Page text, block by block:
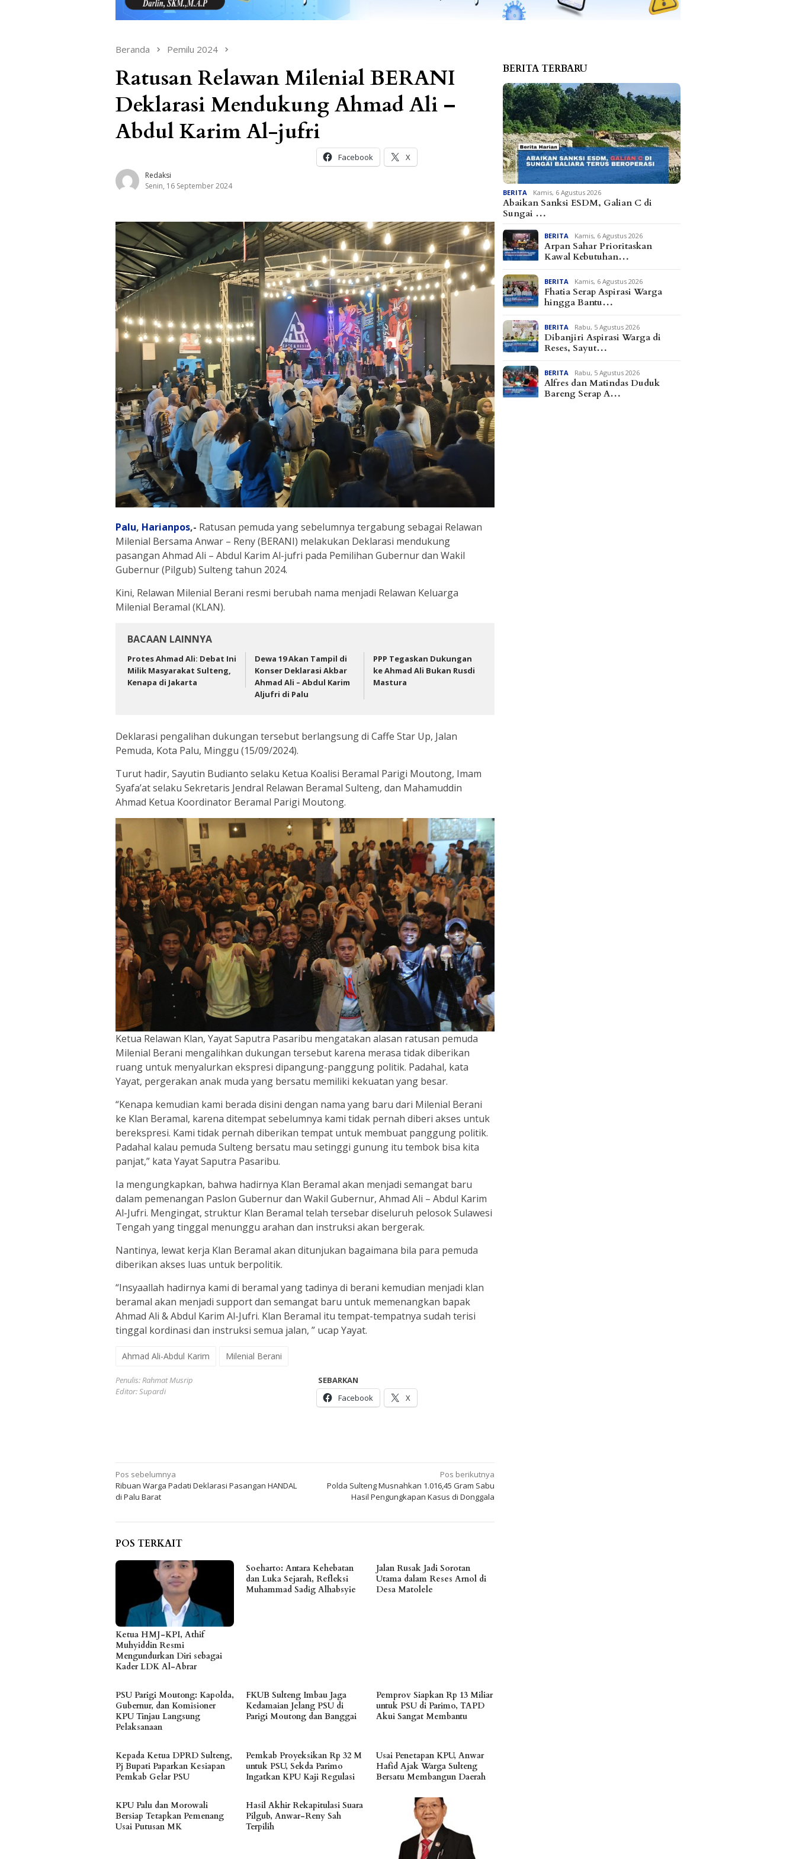
Beranda Pemilu 2024
Ratusan Relawan Milenial BERANI
Deklarasi Mendukung Ahmad Ali –
Abdul Karim Al-jufri
Redaksi
Senin, 16 September 2024
Facebook X
Palu, Harianpos,- Ratusan pemuda yang sebelumnya tergabung sebagai Relawan
Milenial Bersama Anwar – Reny (BERANI) melakukan Deklarasi mendukung
pasangan Ahmad Ali – Abdul Karim Al-jufri pada Pemilihan Gubernur dan Wakil
Gubernur (Pilgub) Sulteng tahun 2024.
Kini, Relawan Milenial Berani resmi berubah nama menjadi Relawan Keluarga
Milenial Beramal (KLAN).
BACAAN LAINNYA
Protes Ahmad Ali: Debat Ini
Milik Masyarakat Sulteng,
Kenapa di Jakarta
Dewa 19 Akan Tampil di
Konser Deklarasi Akbar
Ahmad Ali – Abdul Karim
Aljufri di Palu
PPP Tegaskan Dukungan
ke Ahmad Ali Bukan Rusdi
Mastura
Deklarasi pengalihan dukungan tersebut berlangsung di Caffe Star Up, Jalan
Pemuda, Kota Palu, Minggu (15/09/2024).
Turut hadir, Sayutin Budianto selaku Ketua Koalisi Beramal Parigi Moutong, Imam
Syafa’at selaku Sekretaris Jendral Relawan Beramal Sulteng, dan Mahamuddin
Ahmad Ketua Koordinator Beramal Parigi Moutong.
Ketua Relawan Klan, Yayat Saputra Pasaribu mengatakan alasan ratusan pemuda
Milenial Berani mengalihkan dukungan tersebut karena merasa tidak diberikan
ruang untuk menyalurkan ekspresi dipangung-panggung politik. Padahal, kata
Yayat, pergerakan anak muda yang bersatu memiliki kekuatan yang besar.
“Kenapa kemudian kami berada disini dengan nama yang baru dari Milenial Berani
ke Klan Beramal, karena ditempat sebelumnya kami tidak pernah diberi akses untuk
berekspresi. Kami tidak pernah diberikan tempat untuk membuat panggung politik.
Padahal kalau pemuda Sulteng bersatu mau setinggi gunung itu tembok bisa kita
panjat,” kata Yayat Saputra Pasaribu.
Ia mengungkapkan, bahwa hadirnya Klan Beramal akan menjadi semangat baru
dalam pemenangan Paslon Gubernur dan Wakil Gubernur, Ahmad Ali – Abdul Karim
Al-Jufri. Mengingat, struktur Klan Beramal telah tersebar diseluruh pelosok Sulawesi
Tengah yang tinggal menunggu arahan dan instruksi akan bergerak.
Nantinya, lewat kerja Klan Beramal akan ditunjukan bagaimana bila para pemuda
diberikan akses luas untuk berpolitik.
“Insyaallah hadirnya kami di beramal yang tadinya di berani kemudian menjadi klan
beramal akan menjadi support dan semangat baru untuk memenangkan bapak
Ahmad Ali & Abdul Karim Al-Jufri. Klan Beramal itu tempat-tempatnya sudah terisi
tinggal kordinasi dan instruksi semua jalan, ” ucap Yayat.
Ahmad Ali-Abdul Karim Milenial Berani
Penulis: Rahmat Musrip
Editor: Supardi
SEBARKAN
Facebook
X
Navigasi
pos
Pos sebelumnya
Ribuan Warga Padati Deklarasi Pasangan HANDAL
di Palu Barat
Pos berikutnya
Polda Sulteng Musnahkan 1.016,45 Gram Sabu
Hasil Pengungkapan Kasus di Donggala
POS TERKAIT
Ketua HMJ-KPI, Athif
Muhyiddin Resmi
Mengundurkan Diri sebagai
Kader LDK Al-Abrar
Soeharto: Antara Kehebatan
dan Luka Sejarah, Refleksi
Muhammad Sadig Alhabsyie
Jalan Rusak Jadi Sorotan
Utama dalam Reses Arnol di
Desa Matolele
PSU Parigi Moutong: Kapolda,
Gubernur, dan Komisioner
KPU Tinjau Langsung
Pelaksanaan
FKUB Sulteng Imbau Jaga
Kedamaian Jelang PSU di
Parigi Moutong dan Banggai
Pemprov Siapkan Rp 13 Miliar
untuk PSU di Parimo, TAPD
Akui Sangat Membantu
Kepada Ketua DPRD Sulteng,
Pj Bupati Paparkan Kesiapan
Pemkab Gelar PSU
Pemkab Proyeksikan Rp 32 M
untuk PSU, Sekda Parimo
Ingatkan KPU Kaji Regulasi
Usai Penetapan KPU, Anwar
Hafid Ajak Warga Sulteng
Bersatu Membangun Daerah
KPU Palu dan Morowali
Bersiap Tetapkan Pemenang
Usai Putusan MK
Hasil Akhir Rekapitulasi Suara
Pilgub, Anwar-Reny Sah
Terpilih
BERITA TERBARU
BERITA Kamis, 6 Agustus 2026
Abaikan Sanksi ESDM, Galian C di
Sungai …
BERITA Kamis, 6 Agustus 2026
Arpan Sahar Prioritaskan
Kawal Kebutuhan…
BERITA Kamis, 6 Agustus 2026
Fhatia Serap Aspirasi Warga
hingga Bantu…
BERITA Rabu, 5 Agustus 2026
Dibanjiri Aspirasi Warga di
Reses, Sayut…
BERITA Rabu, 5 Agustus 2026
Alfres dan Matindas Duduk
Bareng Serap A…